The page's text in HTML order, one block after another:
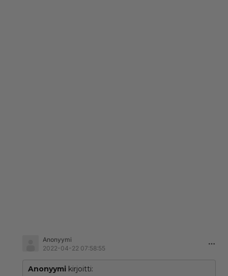
Anonyymi
2022-04-22 07:58:55
Anonyymi kirjoitti: